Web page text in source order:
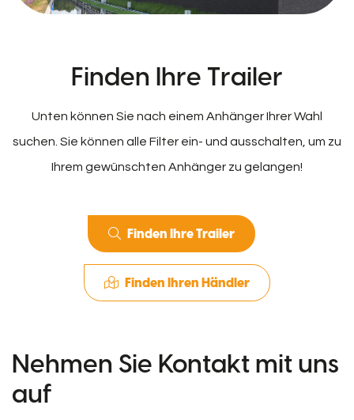
Finden Ihre Trailer
Unten können Sie nach einem Anhänger Ihrer Wahl
suchen. Sie können alle Filter ein- und ausschalten, um zu
Ihrem gewünschten Anhänger zu gelangen!
Finden Ihre Trailer
Finden Ihren Händler
Nehmen Sie Kontakt mit uns
auf